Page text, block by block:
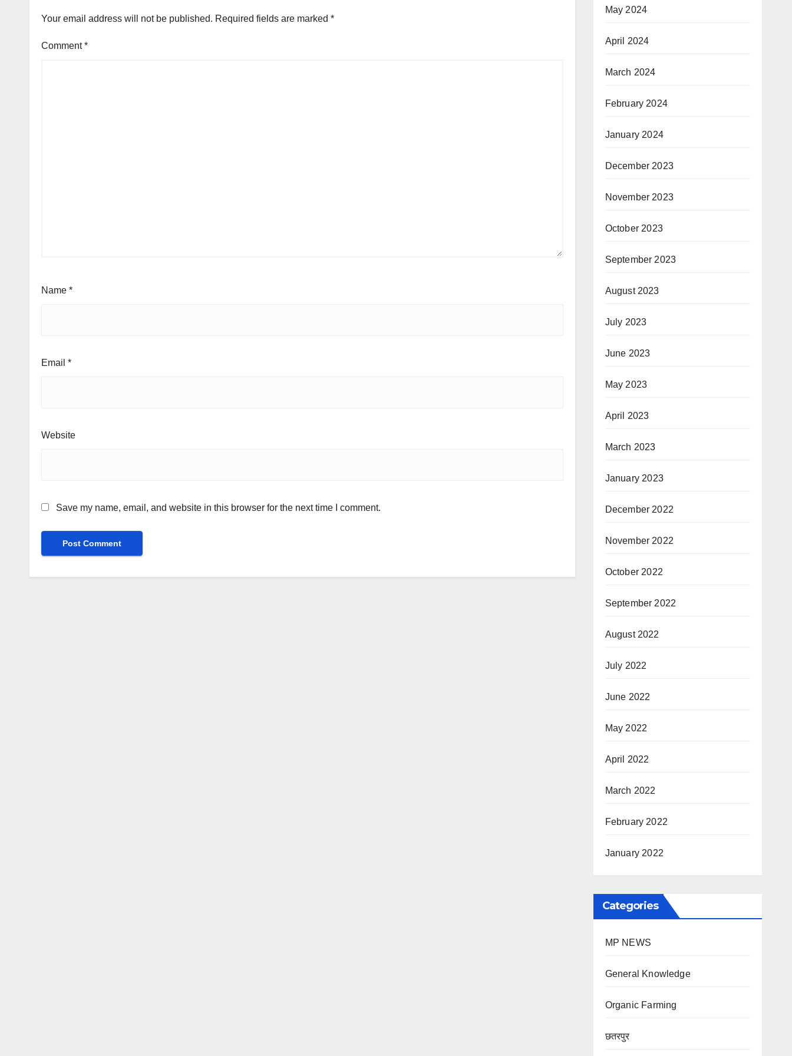
Your email address will not be published. Required fields are marked *
Comment*
Name *
Email *
Website
Save my name, email, and website in this browser for the next time I comment.
May 2024
April 2024
March 2024
February 2024
January 2024
December 2023
November 2023
October 2023
September 2023
August 2023
July 2023
June 2023
May 2023
April 2023
March 2023
January 2023
December 2022
November 2022
October 2022
September 2022
August 2022
July 2022
June 2022
May 2022
April 2022
March 2022
February 2022
January 2022
Categories
MP NEWS
General Knowledge
Organic Farming
छतरपुर